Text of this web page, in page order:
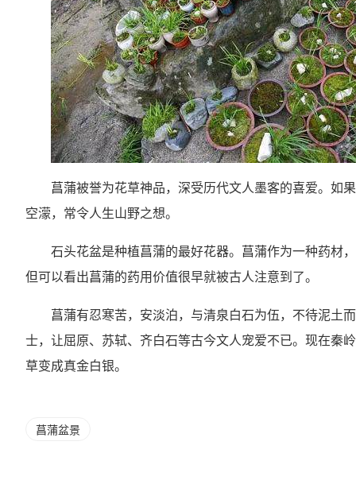
菖蒲被誉为花草神品，深受历代文人墨客的喜爱。如
空濛，常令人生山野之想。
石头花盆是种植菖蒲的最好花器。菖蒲作为一种药材
但可以看出菖蒲的药用价值很早就被古人注意到了。
菖蒲有忍寒苦，安淡泊，与清泉白石为伍，不待泥土
士，让屈原、苏轼、齐白石等古今文人宠爱不已。现在秦
草变成真金白银。
菖蒲盆景